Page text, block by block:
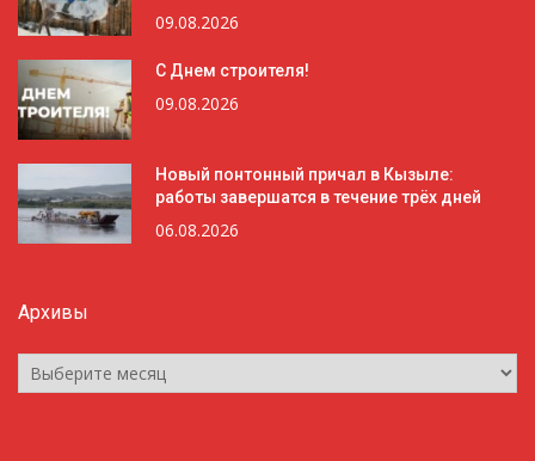
09.08.2026
С Днем строителя!
09.08.2026
Новый понтонный причал в Кызыле:
работы завершатся в течение трёх дней
06.08.2026
Архивы
Архивы